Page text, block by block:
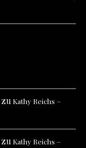
zu Kathy Reichs –
zu Kathy Reichs –